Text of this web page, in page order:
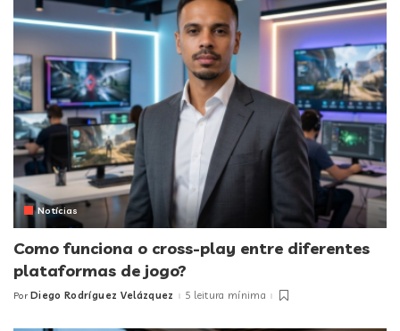
Notícias
Como funciona o cross-play entre diferentes
plataformas de jogo?
Posted
Por Diego Rodríguez Velázquez 5 leitura mínima